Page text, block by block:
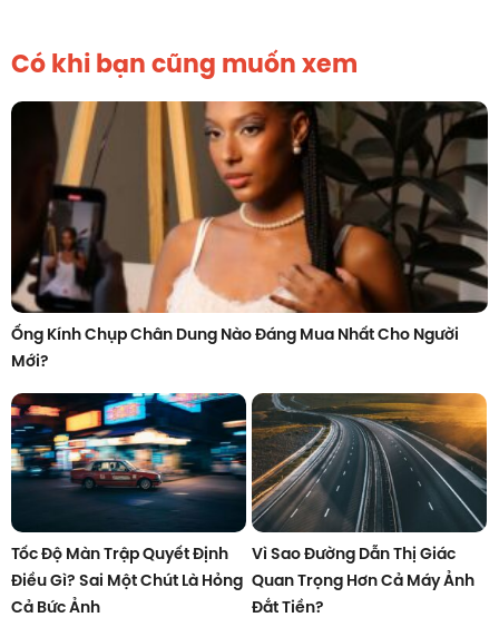
Có khi bạn cũng muốn xem
Ống Kính Chụp Chân Dung Nào Đáng Mua Nhất Cho Người
Mới?
Tốc Độ Màn Trập Quyết Định
Điều Gì? Sai Một Chút Là Hỏng
Cả Bức Ảnh
Vì Sao Đường Dẫn Thị Giác
Quan Trọng Hơn Cả Máy Ảnh
Đắt Tiền?